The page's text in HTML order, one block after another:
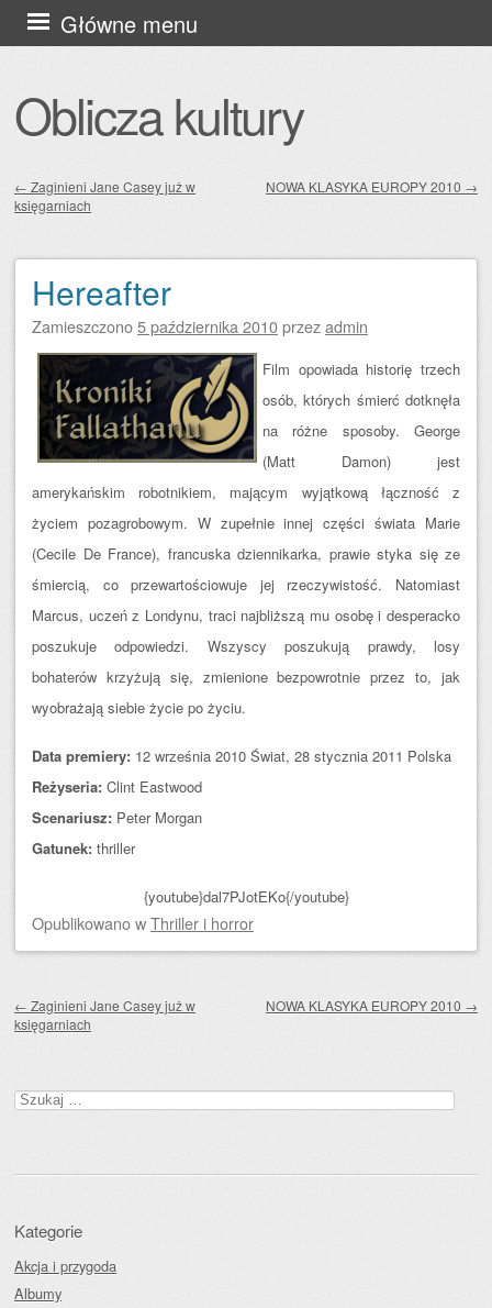
Oblicza kultury
Główne menu
Przejdź
do
Zobacz wpisy
← Zaginieni Jane Casey już w
księgarniach
NOWA KLASYKA EUROPY 2010 →
Hereafter
Zamieszczono5 października 2010przezadmin
Film opowiada historię trzech
osób, których śmierć dotknęła
na różne sposoby. George
(Matt Damon) jest
amerykańskim robotnikiem, mającym wyjątkową łączność z
życiem pozagrobowym. W zupełnie innej części świata Marie
(Cecile De France), francuska dziennikarka, prawie styka się ze
śmiercią, co przewartościowuje jej rzeczywistość. Natomiast
Marcus, uczeń z Londynu, traci najbliższą mu osobę i desperacko
poszukuje odpowiedzi. Wszyscy poszukują prawdy, losy
bohaterów krzyżują się, zmienione bezpowrotnie przez to, jak
wyobrażają siebie życie po życiu.
Data premiery: 12 września 2010 Świat, 28 stycznia 2011 Polska
Reżyseria: Clint Eastwood
Scenariusz: Peter Morgan
Gatunek: thriller
{youtube}dal7PJotEKo{/youtube}
OpublikowanowThriller i horror
← Zaginieni Jane Casey już w
księgarniach
NOWA KLASYKA EUROPY 2010 →
Szukaj:
Kategorie
Akcja i przygoda
Albumy